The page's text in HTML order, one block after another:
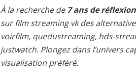
À la recherche de 7 ans de
sur film streaming vk des
voirfilm, quedustreaming, hds-
justwatch. Plongez dans l’univers
visualisation préféré.